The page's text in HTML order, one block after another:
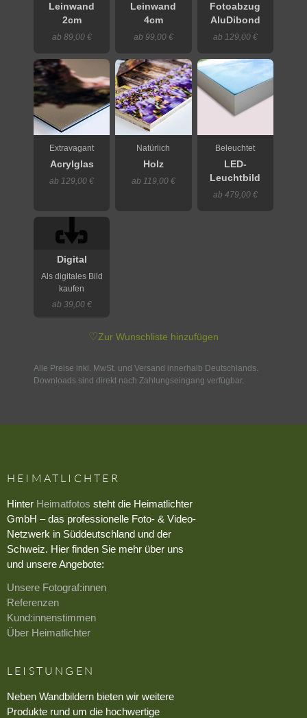
Leinwand
2cm
ab 89,00 €
Leinwand
4cm
ab 99,00 €
Fotoabzug
AluDibond
ab 129,00 €
Extravagant
Acrylglas
ab 129,00 €
Natürlich
Holz
ab 119,00 €
Beleuchtet
LED-
Leuchtbild
ab 479,00 €
Digital
Als digitales Bild
kaufen
ab 39,00 €
♡Zur Wunschliste hinzufügen
Alle Preise inkl. MwSt. und Versand innerhalb Deutschlands.
Downloads sind direkt nach Zahlungseingang verfügbar.
HEIMATLICHTER
Hinter Heimatfotos steht die Heimatlichter
GmbH – das professionelle Foto- & Video-
Netzwerk in Süddeutschland und der
Schweiz. Hier finden Sie mehr über uns
und unsere Angebote:
Unsere Fotograf:innen
Referenzen
Kund:innenstimmen
Über Heimatlichter
LEISTUNGEN
Neben Wandbildern bieten wir weitere
Produkte rund um die hochwertige